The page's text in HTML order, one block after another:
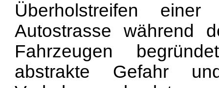
Überholstreifen einer
Autostrasse während
Fahrzeugen
abstrakte Gefahr